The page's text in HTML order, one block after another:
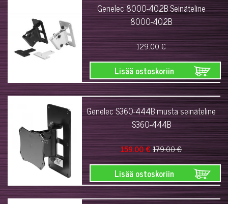
Genelec 8000-402B Seinäteline
8000-402B
129.00 €
Lisää ostoskoriin
Genelec S360-444B musta seinäteline
S360-444B
159.00 €179.00 €
Lisää ostoskoriin